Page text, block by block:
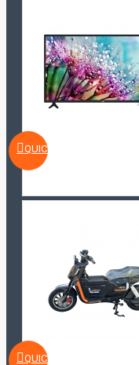
QUICKVIEW
QUICKVIEW